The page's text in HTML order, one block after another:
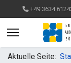
+49 3634
Aktuelle Seite: